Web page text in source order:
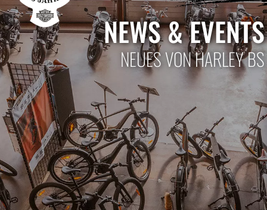
NEWS & EVENTS
NEUES VON HARLEY BS